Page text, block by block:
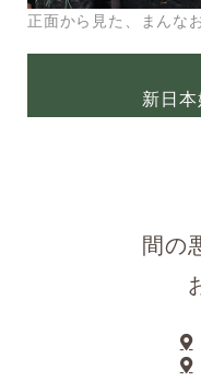
正面から見た、まんな
新日
間の